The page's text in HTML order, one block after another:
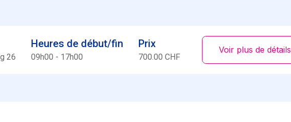
26
Heures de début/fin
09h00 - 17h00
Prix
700.00 CHF
Voir plus de détails